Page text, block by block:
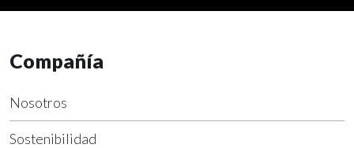
Compañía
Nosotros
Sostenibilidad